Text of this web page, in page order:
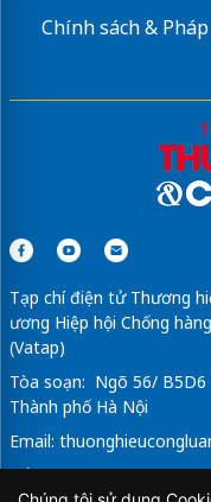
Chính sách &
Tạp chí điện tử Thương
ương Hiệp hội Chống
(Vatap)
Tòa soạn: Ngõ 56/ B5D6
Thành phố Hà Nội
Email:
Tổng Biên Tập: Vũ Đức